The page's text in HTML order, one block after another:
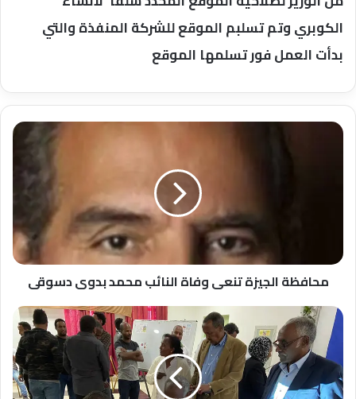
الكوبري وتم تسلبم الموقع للشركة المنفذة والتي
بدأت العمل فور تسلمها الموقع
محافظة
محافظة الجيزة تنعى وفاة النائب محمد بدوى دسوقى
وزيرة
الصحة:-
وصول
فريق
طبي